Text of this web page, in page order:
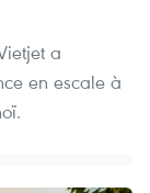
a
en escale à